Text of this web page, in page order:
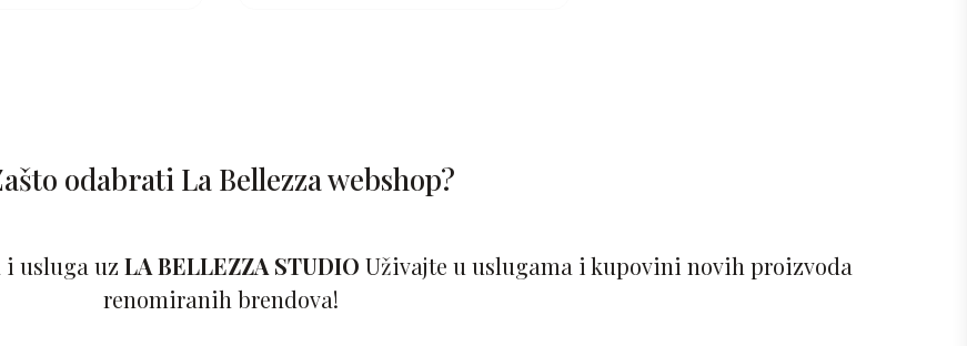
odabrati La Bellezza webshop?
usluga uz LA BELLEZZA STUDIO Uživajte u uslugama i kupovini novih proizvoda
renomiranih brendova!